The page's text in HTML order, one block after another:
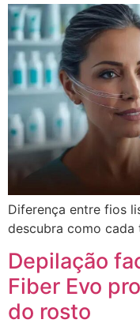
Diferença entre fios
descubra como
Depilação
Fiber Evo
do rosto